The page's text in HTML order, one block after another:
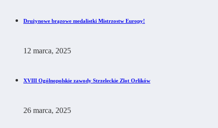
Drużynowe brązowe medalistki Mistrzostw Europy!
12 marca, 2025
XVIII Ogólnopolskie zawody Strzeleckie Zlot Orlików
26 marca, 2025